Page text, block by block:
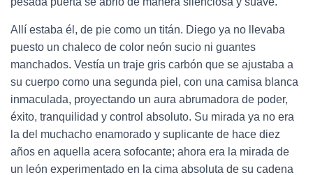
Allí estaba él, de pie como un titán. Diego ya no llevaba
puesto un chaleco de color neón sucio ni guantes
manchados. Vestía un traje gris carbón que se ajustaba a
su cuerpo como una segunda piel, con una camisa blanca
inmaculada, proyectando un aura abrumadora de poder,
éxito, tranquilidad y control absoluto. Su mirada ya no era
la del muchacho enamorado y suplicante de hace diez
años en aquella acera sofocante; ahora era la mirada de
un león experimentado en la cima absoluta de su cadena